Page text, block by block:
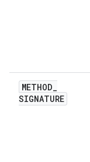
METHOD_
SIGNATURE